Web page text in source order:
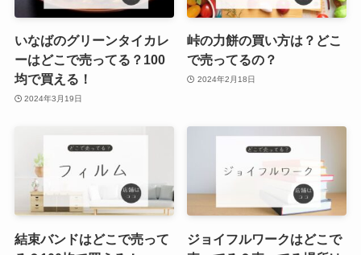
いなばのグリーンタイカレ
ーはどこで売ってる？100
均で買える！
2024年3月19日
峠の力餅の買い方は？どこ
で売ってるの？
2024年2月18日
結束バンドはどこで売って
ジョイフルワークはどこで